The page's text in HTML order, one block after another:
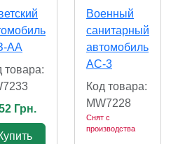
АА
товара:
Грн.
Военный
санитарный
автомобиль
АС-3
Код товара:
MW7228
Снят с
производства